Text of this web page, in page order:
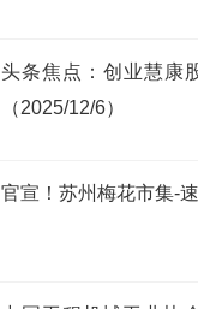
头条焦点：创业慧康
（2025/12/6）
官宣！苏州梅花市集-